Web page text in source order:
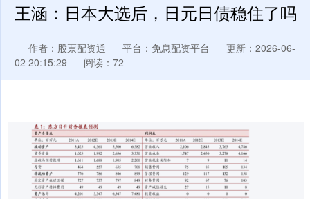
王涵：日本大选后，日元日债稳住了吗
作者：股票配资通 平台：免息配资平台
更新：2026-06-
02 20:15:29
阅读：72